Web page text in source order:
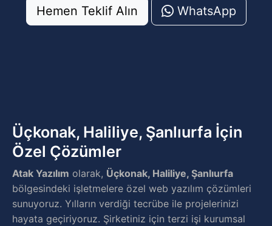
Hemen Teklif Alın WhatsApp
Üçkonak, Haliliye, Şanlıurfa İçin
Özel Çözümler
Atak Yazılım olarak, Üçkonak, Haliliye, Şanlıurfa
bölgesindeki işletmelere özel web yazılım çözümleri
sunuyoruz. Yılların verdiği tecrübe ile projelerinizi
hayata geçiriyoruz. Şirketiniz için terzi işi kurumsal